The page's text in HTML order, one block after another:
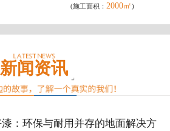
(施工面积： 2000㎡)
新闻资讯
：环保与耐用并存的地面解决方